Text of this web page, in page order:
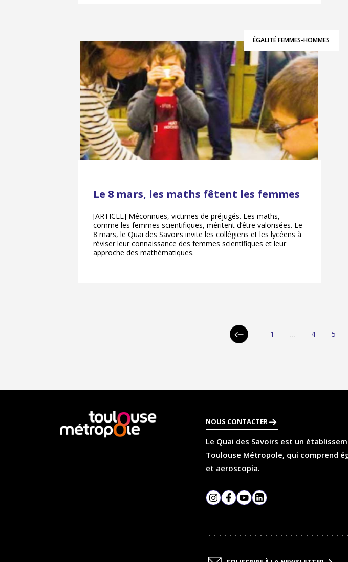
ÉGALITÉ FEMMES-HOMMES
Le 8 mars, les maths fêtent les femmes
[ARTICLE] Méconnues, victimes de préjugés. Les maths,
comme les femmes scientifiques, méritent d’être valorisées. Le
8 mars, le Quai des Savoirs invite les collégiens et les lycéens à
réviser leur connaissance des femmes scientifiques et leur
approche des mathématiques.
Page
Page
1 … Page
4 Page
5
En
savoir
plus
NOUS CONTACTER
Le Quai des Savoirs est un
Toulouse Métropole, qui comprend
et aeroscopia.
Instagram
Facebook
YouTubeLinkedIn